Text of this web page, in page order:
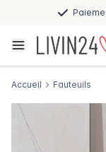
Accueil Fauteuils